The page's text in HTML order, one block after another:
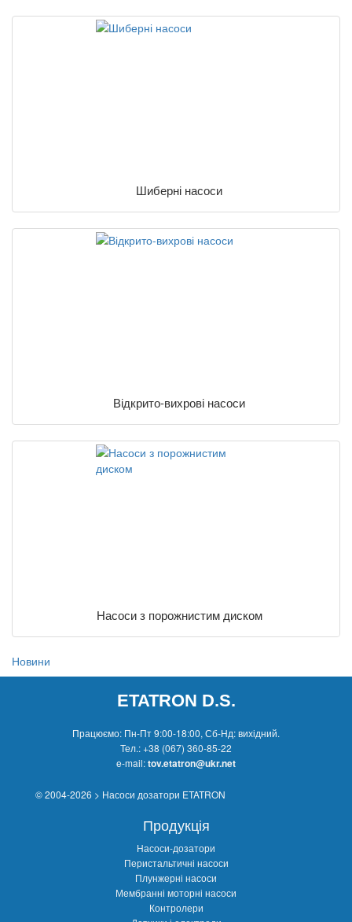
Шиберні насоси
Відкрито-вихрові насоси
Насоси з порожнистим диском
Новини
ETATRON D.S.
Працюємо: Пн-Пт 9:00-18:00, Сб-Нд: вихідний.
Тел.:+38 (067) 360-85-22
e-mail:tov.etatron@ukr.net
© 2004-2026 > Насоси дозатори ETATRON
Продукція
Насоси-дозатори
Перистальтичні насоси
Плунжерні насоси
Мембранні моторні насоси
Контролери